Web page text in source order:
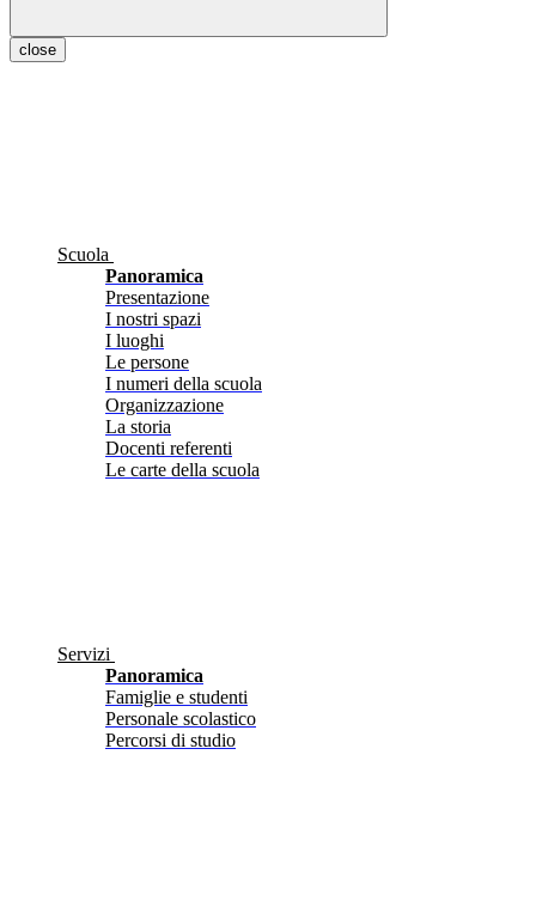
close
Scuola
Panoramica
Presentazione
I nostri spazi
I luoghi
Le persone
I numeri della scuola
Organizzazione
La storia
Docenti referenti
Le carte della scuola
Servizi
Panoramica
Famiglie e studenti
Personale scolastico
Percorsi di studio